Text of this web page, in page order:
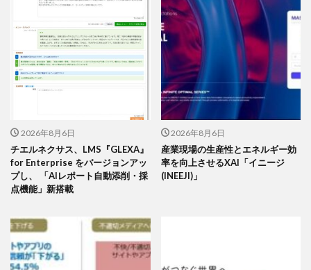
2026年8月6日
チエルネクサス、LMS『GLEXA』
for Enterprise をバージョンアッ
プし、 「AIレポート自動添削・採
点機能」新搭載
2026年8月6日
産業現場の生産性とエネルギー効
率を向上させるXAI「イニージ
(INEEJI)」